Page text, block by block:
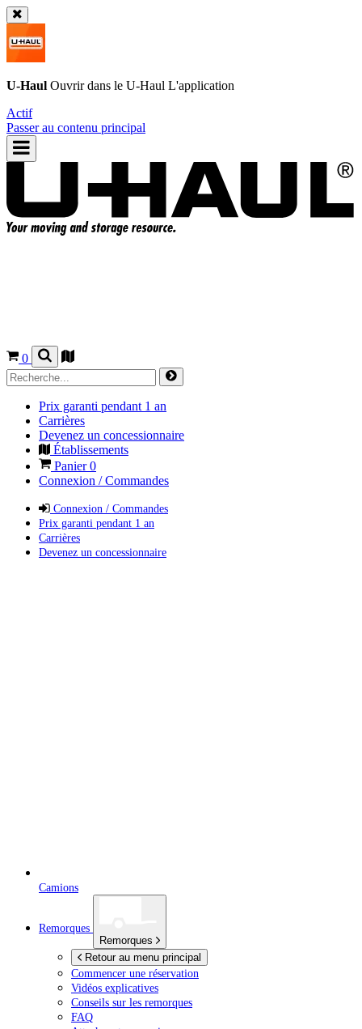
U-Haul Ouvrir dans le U-Haul L'application
Actif
Passer au contenu principal
0
Prix garanti pendant 1 an
Carrières
Devenez un concessionnaire
Établissements
Panier0
Connexion / Commandes
Connexion / Commandes
Prix garanti pendant 1 an
Carrières
Devenez un concessionnaire
Camions
Remorques
Remorques
Retour au menu principal
Commencer une réservation
Vidéos explicatives
Conseils sur les remorques
FAQ